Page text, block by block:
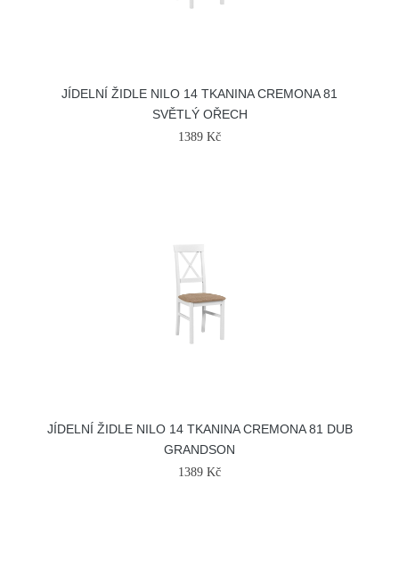
JÍDELNÍ ŽIDLE NILO 14 TKANINA CREMONA 81
SVĚTLÝ OŘECH
1389 Kč
JÍDELNÍ ŽIDLE NILO 14 TKANINA CREMONA 81 DUB
GRANDSON
1389 Kč